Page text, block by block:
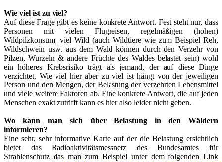
Wie viel ist zu viel?
Auf diese Frage gibt es keine konkrete Antwort. Fest steht nur, dass
Personen mit vielen Flugreisen, regelmäßigen (hohen)
Wildpilzkonsum, viel Wild (auch Wildtiere wie zum Beispiel Reh,
Wildschwein usw. aus dem Wald können durch den Verzehr von
Pilzen, Wurzeln & andere Früchte des Waldes belastet sein) wohl
ein höheres Krebsrisiko trägt als jemand, der auf diese Dinge
verzichtet. Wie viel hier aber zu viel ist hängt von der jeweiligen
Person und den Mengen, der Belastung der verzehrten Lebensmittel
und viele weitere Faktoren ab. Eine konkrete Antwort, die auf jeden
Menschen exakt zutrifft kann es hier also leider nicht geben.
Wo kann man sich über Belastung in den Wäldern
informieren?
Eine sehr, sehr informative Karte auf der die Belastung ersichtlich
bietet das Radioaktivitätsmessnetz des Bundesamtes für
Strahlenschutz das man zum Beispiel unter dem folgenden Link